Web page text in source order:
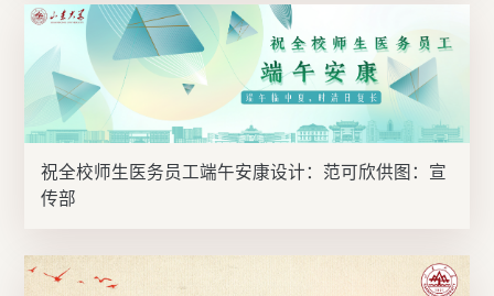
祝全校师生医务员工端午安康设计：范可欣供图：宣
传部